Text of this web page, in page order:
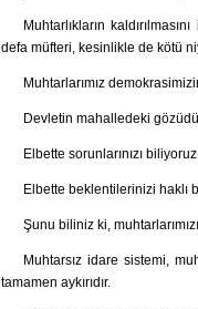
Muhtarlıkların
defa müfteri, kesinlikle de kötü
Muhtarlarımız
Devletin mahalledeki
Elbette sorunlarınızı
Elbette beklentilerinizi haklı
Şunu biliniz ki,
Muhtarsız idare sistemi,
tamamen aykırıdır.